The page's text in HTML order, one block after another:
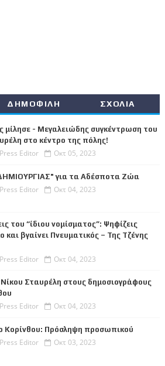
ΔΗΜΟΦΙΛΗ ΣΧΟΛΙΑ
μίλησε - Μεγαλειώδης συγκέντρωση του
στο κέντρο της πόλης!
Editor Οκτ 05, 2023
για τα Αδέσποτα Ζώα
Editor Οκτ 04, 2023
του “ίδιου νομίσματος”: Ψηφίζεις
και βγαίνει Πνευματικός – Της Τζένης
Editor Οκτ 04, 2023
Σταυρέλη στους δημοσιογράφους
Editor Οκτ 04, 2023
Κορίνθου: Πρόσληψη προσωπικού
Editor Οκτ 03, 2023